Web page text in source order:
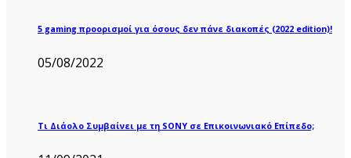
5 gaming προορισμοί για όσους δεν πάνε διακοπές (2022 edition)!
05/08/2022
Τι Διάολο Συμβαίνει με τη SONY σε Επικοινωνιακό Επίπεδο;